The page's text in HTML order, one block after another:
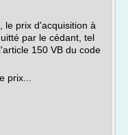
le prix d'acquisition à
par le cédant, tel
150 VB du code
prix...